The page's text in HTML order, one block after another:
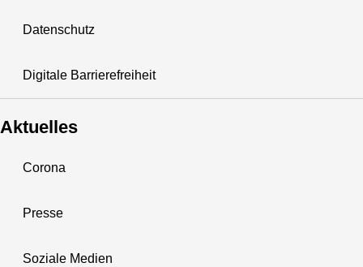
Datenschutz
Digitale Barrierefreiheit
Aktuelles
Corona
Presse
Soziale Medien